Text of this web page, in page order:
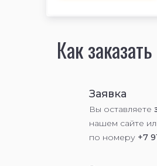
Как заказать
Заявка
Вы оставляете
нашем сайте
по номеру +7